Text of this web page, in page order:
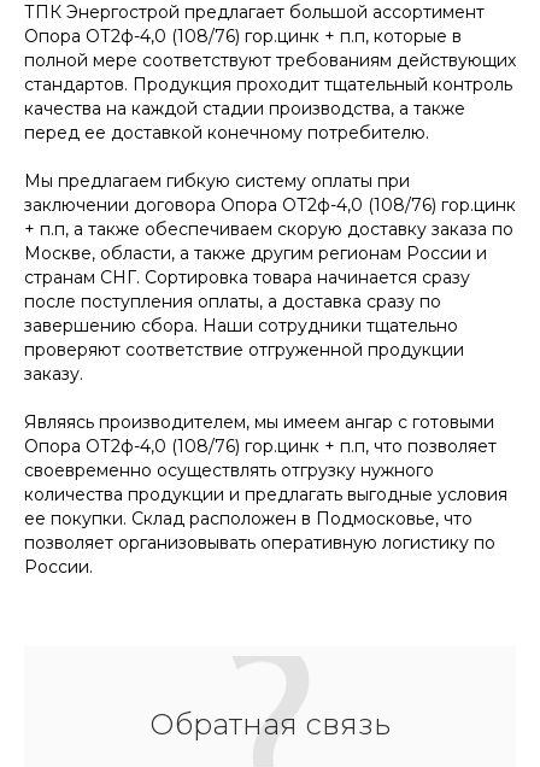
ТПК Энергострой предлагает большой ассортимент
Опора ОТ2ф-4,0 (108/76) гор.цинк + п.п, которые в
полной мере соответствуют требованиям действующих
стандартов. Продукция проходит тщательный контроль
качества на каждой стадии производства, а также
перед ее доставкой конечному потребителю.
Мы предлагаем гибкую систему оплаты при
заключении договора Опора ОТ2ф-4,0 (108/76) гор.цинк
+ п.п, а также обеспечиваем скорую доставку заказа по
Москве, области, а также другим регионам России и
странам СНГ. Сортировка товара начинается сразу
после поступления оплаты, а доставка сразу по
завершению сбора. Наши сотрудники тщательно
проверяют соответствие отгруженной продукции
заказу.
Являясь производителем, мы имеем ангар с готовыми
Опора ОТ2ф-4,0 (108/76) гор.цинк + п.п, что позволяет
своевременно осуществлять отгрузку нужного
количества продукции и предлагать выгодные условия
ее покупки. Склад расположен в Подмосковье, что
позволяет организовывать оперативную логистику по
России.
Обратная связь